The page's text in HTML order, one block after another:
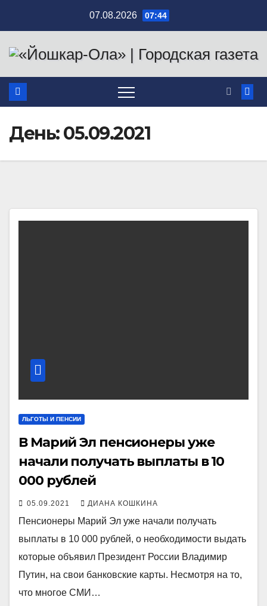
содержимому
07.08.2026 07:44
День:05.09.2021
ЛЬГОТЫ И ПЕНСИИ
В Марий Эл пенсионеры уже
начали получать выплаты в 10
000 рублей
05.09.2021 ДИАНА КОШКИНА
Пенсионеры Марий Эл уже начали получать
выплаты в 10 000 рублей, о необходимости выдать
которые объявил Президент России Владимир
Путин, на свои банковские карты. Несмотря на то,
что многое СМИ…